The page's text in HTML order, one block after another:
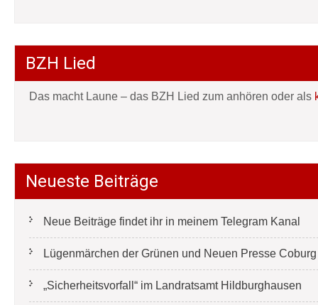
BZH Lied
Das macht Laune – das BZH Lied zum anhören oder als
Neueste Beiträge
Neue Beiträge findet ihr in meinem Telegram Kanal
Lügenmärchen der Grünen und Neuen Presse
„Sicherheitsvorfall“ im Landratsamt Hildburghausen